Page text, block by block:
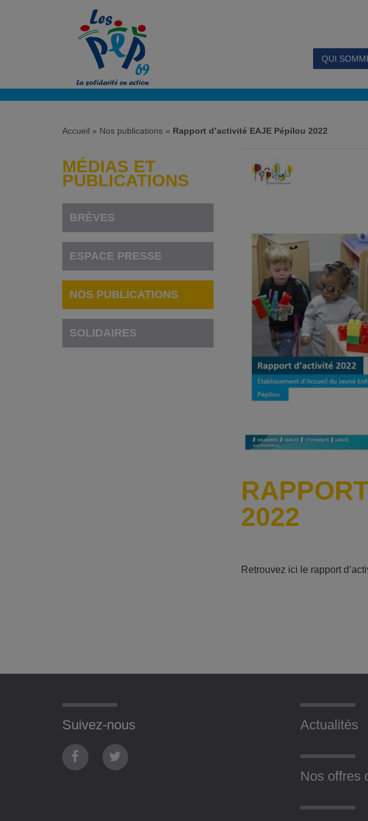
QUI
Accueil » Nos publications » Rapport d’activité EAJE Pépilou 2022
MÉDIAS ET
PUBLICATIONS
BRÈVES
ESPACE PRESSE
NOS PUBLICATIONS
SOLIDAIRES
2022
Retrouvez ici le rapport
Suivez-nous Actualités
Nos offres